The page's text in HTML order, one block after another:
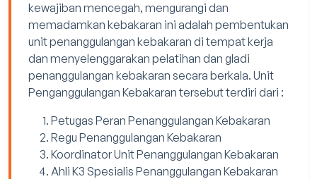
kewajiban mencegah, mengurangi dan
memadamkan kebakaran ini adalah pembentukan
unit penanggulangan kebakaran di tempat kerja
dan menyelenggarakan pelatihan dan gladi
penanggulangan kebakaran secara berkala. Unit
Penganggulangan Kebakaran tersebut terdiri dari :
Petugas Peran Penanggulangan Kebakaran
Regu Penanggulangan Kebakaran
Koordinator Unit Penanggulangan Kebakaran
Ahli K3 Spesialis Penanggulangan Kebakaran